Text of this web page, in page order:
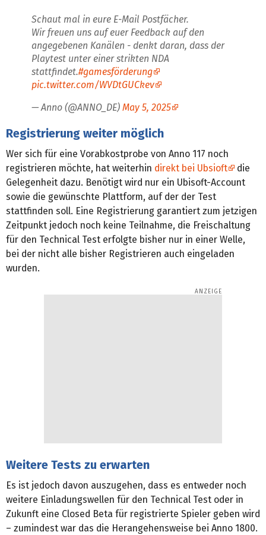
Schaut mal in eure E-Mail Postfächer.
Wir freuen uns auf euer Feedback auf den
angegebenen Kanälen - denkt daran, dass der
Playtest unter einer strikten NDA
stattfindet.#gamesförderung
pic.twitter.com/WVDtGUCkev
— Anno (@ANNO_DE)May 5, 2025
Registrierung weiter möglich
Wer sich für eine Vorabkostprobe von Anno 117 noch
registrieren möchte, hat weiterhin direkt bei Ubsioft
die
Gelegenheit dazu. Benötigt wird nur ein Ubisoft-Account
sowie die gewünschte Plattform, auf der der Test
stattfinden soll. Eine Registrierung garantiert zum jetzigen
Zeitpunkt jedoch noch keine Teilnahme, die Freischaltung
für den Technical Test erfolgte bisher nur in einer Welle,
bei der nicht alle bisher Registrieren auch eingeladen
wurden.
Weitere Tests zu erwarten
Es ist jedoch davon auszugehen, dass es entweder noch
weitere Einladungswellen für den Technical Test oder in
Zukunft eine Closed Beta für registrierte Spieler geben wird
– zumindest war das die Herangehensweise bei Anno 1800.